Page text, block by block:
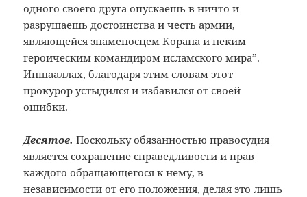
одного своего друга опускаешь в ничто и
разрушаешь достоинства и честь армии,
являющейся знаменосцем Корана и неким
героическим командиром исламского мира”.
Иншааллах, благодаря этим словам этот
прокурор устыдился и избавился от своей
ошибки.
Десятое. Поскольку обязанностью правосудия
является сохранение справедливости и прав
каждого обращающегося к нему, в
независимости от его положения, делая это лишь